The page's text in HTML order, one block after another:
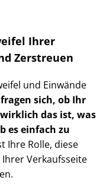
Ihrer
Zerstreuen
und Einwände
fragen sich, ob Ihr
das ist, was
es einfach zu
Ihre Rolle, diese
Verkaufsseite